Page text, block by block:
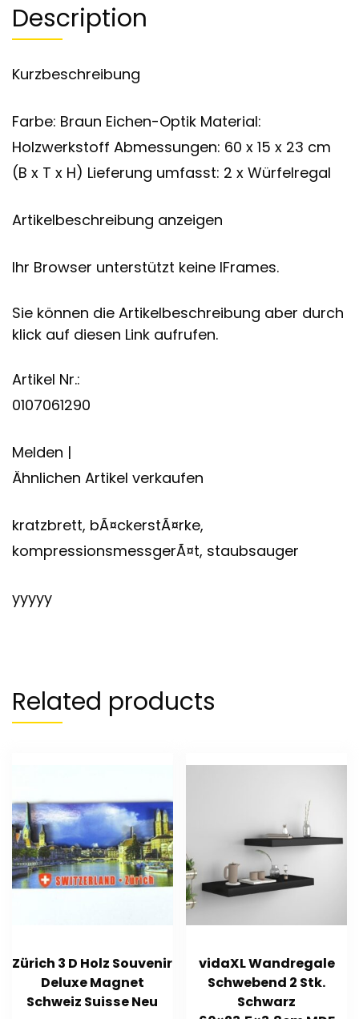
Description
Kurzbeschreibung
Farbe: Braun Eichen-Optik Material:
Holzwerkstoff Abmessungen: 60 x 15 x 23 cm
(B x T x H) Lieferung umfasst: 2 x Würfelregal
Artikelbeschreibung anzeigen
Ihr Browser unterstützt keine IFrames.
Sie können die Artikelbeschreibung aber durch
klick auf diesen Link aufrufen.
Artikel Nr.:
0107061290
Melden |
Ähnlichen Artikel verkaufen
kratzbrett, bÃ¤ckerstÃ¤rke,
kompressionsmessgerÃ¤t, staubsauger
yyyyy
Related products
Zürich 3 D Holz Souvenir
Deluxe Magnet
Schweiz Suisse Neu
vidaXL Wandregale
Schwebend 2 Stk.
Schwarz